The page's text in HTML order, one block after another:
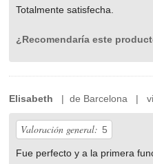
Totalmente satisfecha.
¿Recomendaría este
Elisabeth | de Barcelona |
Valoración general: 5
Fue perfecto y a la primera